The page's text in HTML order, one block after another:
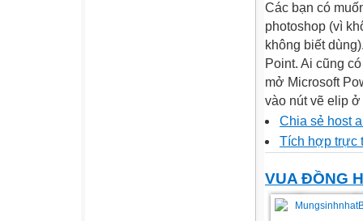
Các bạn có
photoshop (vì
không biết
Point. Ai cũng
mở Microsoft
vào nút vẽ elip
Chia sẻ host
Tích hợp trực
VUA ĐỒNG